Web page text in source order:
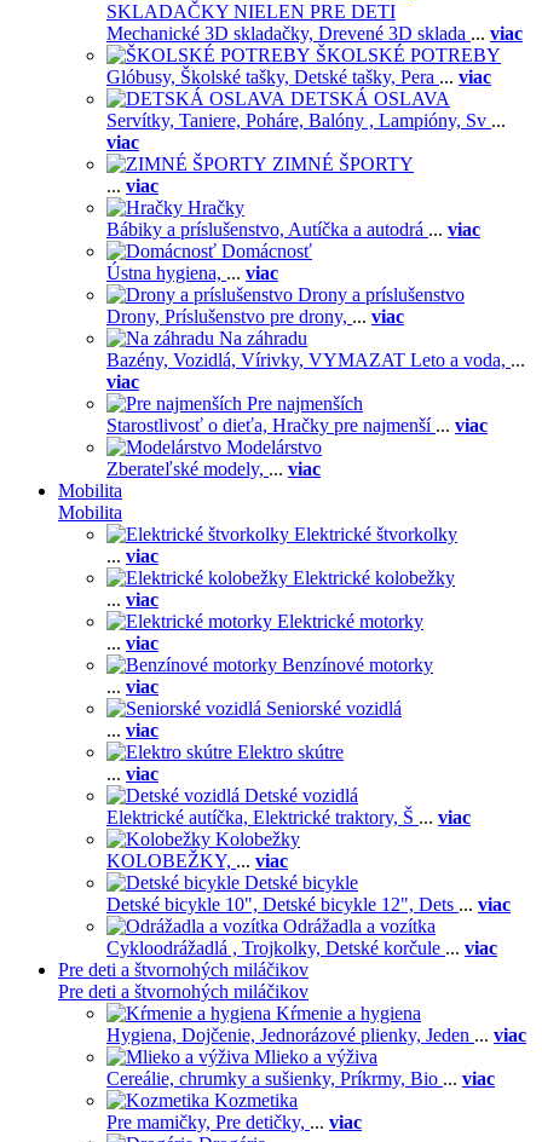
SKLADAČKY NIELEN PRE DETI
Mechanické 3D skladačky, Drevené 3D sklada ... viac
ŠKOLSKÉ POTREBY
Glóbusy, Školské tašky, Detské tašky, Pera ... viac
DETSKÁ OSLAVA
Servítky, Taniere, Poháre, Balóny , Lampióny, Sv ...
viac
ZIMNÉ ŠPORTY
... viac
Hračky
Bábiky a príslušenstvo, Autíčka a autodrá ... viac
Domácnosť
Ústna hygiena, ... viac
Drony a príslušenstvo
Drony, Príslušenstvo pre drony, ... viac
Na záhradu
Bazény, Vozidlá, Vírivky, VYMAZAT Leto a voda, ...
viac
Pre najmenších
Starostlivosť o dieťa, Hračky pre najmenší ... viac
Modelárstvo
Zberateľské modely, ... viac
Mobilita
Mobilita
Elektrické štvorkolky
... viac
Elektrické kolobežky
... viac
Elektrické motorky
... viac
Benzínové motorky
... viac
Seniorské vozidlá
... viac
Elektro skútre
... viac
Detské vozidlá
Elektrické autíčka, Elektrické traktory, Š ... viac
Kolobežky
KOLOBEŽKY, ... viac
Detské bicykle
Detské bicykle 10", Detské bicykle 12", Dets ... viac
Odrážadla a vozítka
Cykloodrážadlá , Trojkolky, Detské korčule ... viac
Pre deti a štvornohých miláčikov
Pre deti a štvornohých miláčikov
Kŕmenie a hygiena
Hygiena, Dojčenie, Jednorázové plienky, Jeden ... viac
Mlieko a výživa
Cereálie, chrumky a sušienky, Príkrmy, Bio ... viac
Kozmetika
Pre mamičky, Pre detičky, ... viac